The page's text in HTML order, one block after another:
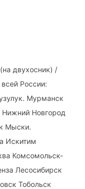
двухосник) /
России:
Мурманск
Новгород
Мыски.
Искитим
Комсомольск-
Лесосибирск
Тобольск